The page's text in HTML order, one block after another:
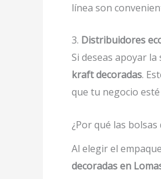
línea son
3. Distribuidores
Si deseas apoyar
kraft decoradas.
que tu negocio
¿Por qué las
Al elegir el
decoradas en